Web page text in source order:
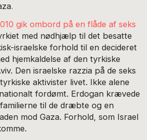
.
gik ombord på en flåde af seks
med nødhjælp til det besatte
israelske forhold til en decideret
hjemkaldelse af den tyrkiske
Den israelske razzia på de seks
aktivister livet. Ikke alene
fordømt. Erdogan krævede
til de dræbte og en
mod Gaza. Forhold, som Israel